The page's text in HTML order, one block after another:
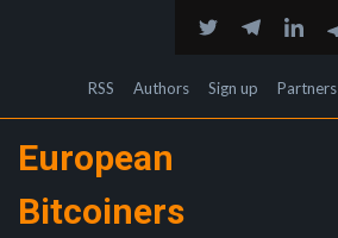
RSS Authors Sign up Partners
European
Bitcoiners